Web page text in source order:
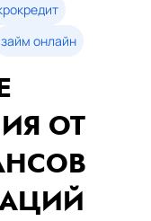
займ онлайн
ОТ